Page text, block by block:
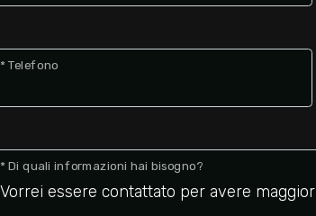
* Telefono
* Di quali informazioni hai bisogno?